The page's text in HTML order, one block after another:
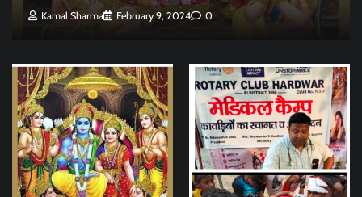
Kamal Sharma February 9, 2024 0